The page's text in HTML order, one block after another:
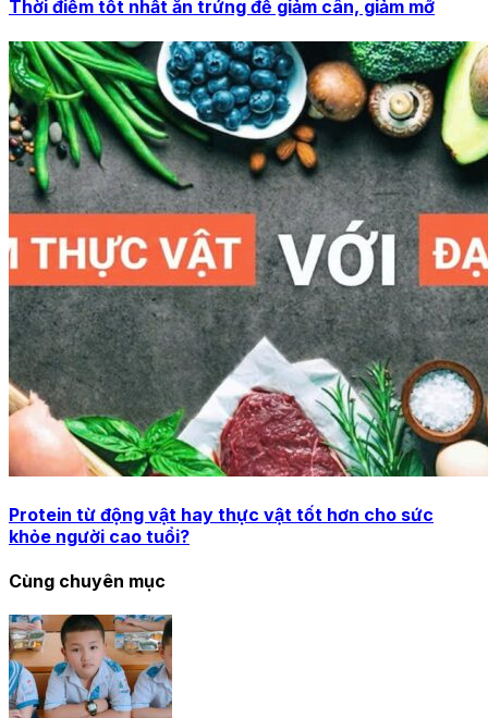
Thời điểm tốt nhất ăn trứng để giảm cân, giảm mỡ
Protein từ động vật hay thực vật tốt hơn cho sức
khỏe người cao tuổi?
Cùng chuyên mục